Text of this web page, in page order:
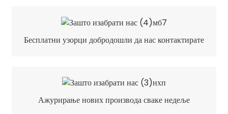
Бесплатни узорци добродошли да нас контактирате
Ажурирање нових производа сваке недеље